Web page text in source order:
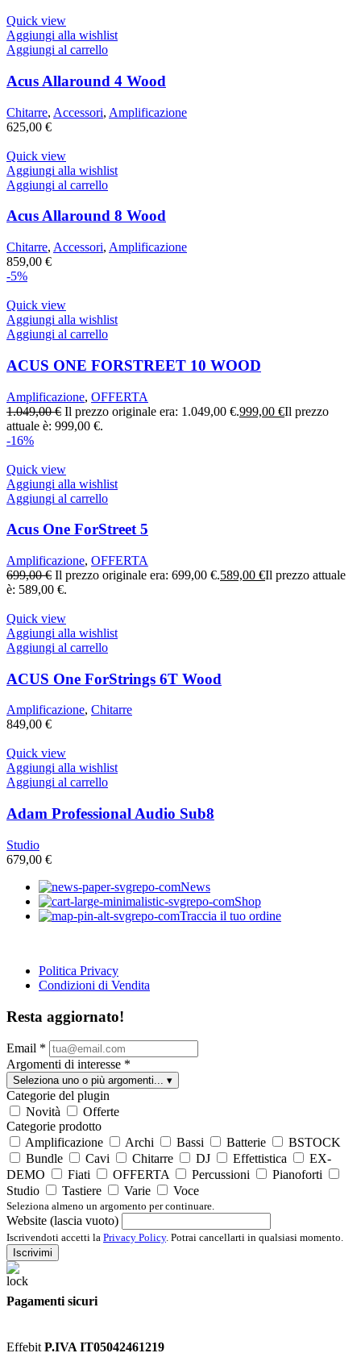
Quick view
Aggiungi alla wishlist
Aggiungi al carrello
Acus Allaround 4 Wood
Chitarre, Accessori, Amplificazione
625,00 €
Quick view
Aggiungi alla wishlist
Aggiungi al carrello
Acus Allaround 8 Wood
Chitarre, Accessori, Amplificazione
859,00 €
-5%
Quick view
Aggiungi alla wishlist
Aggiungi al carrello
ACUS ONE FORSTREET 10 WOOD
Amplificazione, OFFERTA
1.049,00€ Il prezzo originale era: 1.049,00 €.999,00 €Il prezzo
attuale è: 999,00 €.
-16%
Quick view
Aggiungi alla wishlist
Aggiungi al carrello
Acus One ForStreet 5
Amplificazione, OFFERTA
699,00€ Il prezzo originale era: 699,00 €.589,00 €Il prezzo attuale
è: 589,00 €.
Quick view
Aggiungi alla wishlist
Aggiungi al carrello
ACUS One ForStrings 6T Wood
Amplificazione, Chitarre
849,00 €
Quick view
Aggiungi alla wishlist
Aggiungi al carrello
Adam Professional Audio Sub8
Studio
679,00 €
News
Shop
Traccia il tuo ordine
Politica Privacy
Condizioni di Vendita
Resta aggiornato!
Email *
Argomenti di interesse *
Seleziona uno o più argomenti... ▾
Categorie del plugin
Novità
Offerte
Categorie prodotto
Amplificazione
Archi Bassi Batterie
BSTOCK
Bundle
Cavi Chitarre DJ Effettistica
EX-
DEMO
Fiati OFFERTA Percussioni
Pianoforti
Studio
Tastiere Varie Voce
Seleziona almeno un argomento per continuare.
Website (lascia vuoto)
Iscrivendoti accetti la Privacy Policy. Potrai cancellarti in qualsiasi momento.
Iscrivimi
Pagamenti sicuri
Effebit P.IVA IT05042461219